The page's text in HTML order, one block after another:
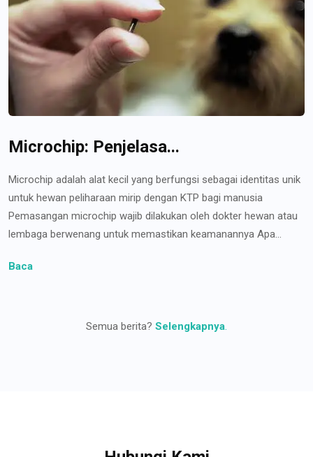
Microchip: Penjelasa...
Microchip adalah alat kecil yang berfungsi sebagai identitas unik
untuk hewan peliharaan mirip dengan KTP bagi manusia
Pemasangan microchip wajib dilakukan oleh dokter hewan atau
lembaga berwenang untuk memastikan keamanannya Apa...
Baca
Semua berita? Selengkapnya.